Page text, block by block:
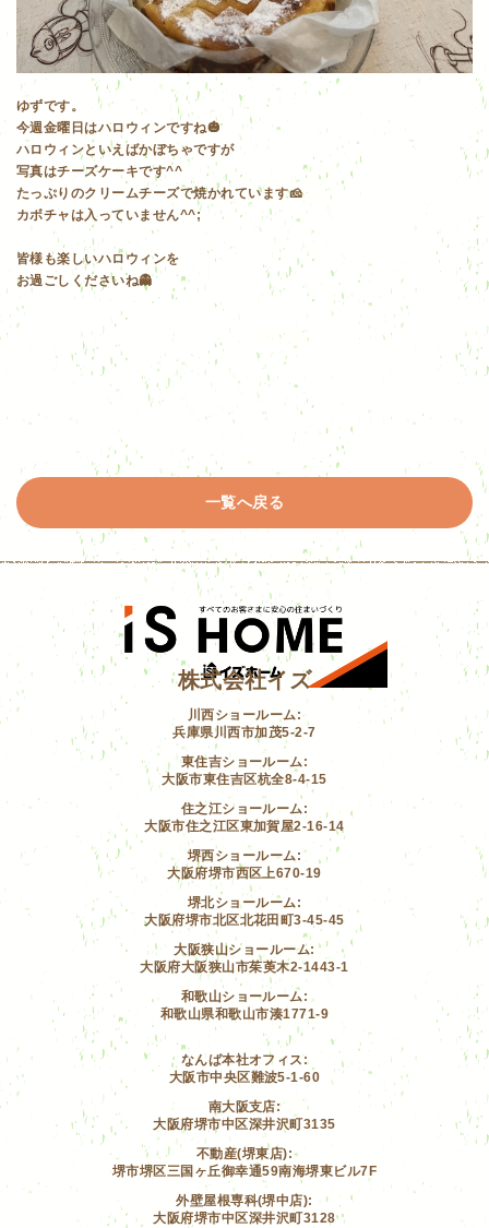
ゆずです。
今週金曜日はハロウィンですね🎃
ハロウィンといえばかぼちゃですが
写真はチーズケーキです^^
たっぷりのクリームチーズで焼かれています🧀
カボチャは入っていません^^;
皆様も楽しいハロウィンを
お過ごしくださいね👻
一覧へ戻る
株式会社イズ
川西ショールーム:
兵庫県川西市加茂5-2-7
東住吉ショールーム:
大阪市東住吉区杭全8-4-15
住之江ショールーム:
大阪市住之江区東加賀屋2-16-14
堺西ショールーム:
大阪府堺市西区上670-19
堺北ショールーム:
大阪府堺市北区北花田町3-45-45
大阪狭山ショールーム:
大阪府大阪狭山市茱萸木2-1443-1
和歌山ショールーム:
和歌山県和歌山市湊1771-9
なんば本社オフィス:
大阪市中央区難波5-1-60
南大阪支店:
大阪府堺市中区深井沢町3135
不動産(堺東店):
堺市堺区三国ヶ丘御幸通59南海堺東ビル7F
外壁屋根専科(堺中店):
大阪府堺市中区深井沢町3128